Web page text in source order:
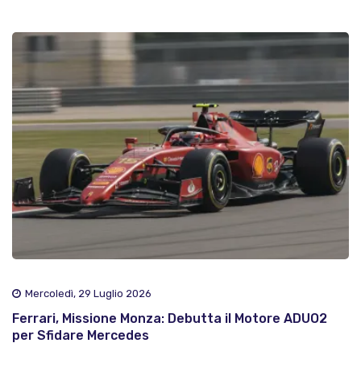
Mercoledì, 29 Luglio 2026
Ferrari, Missione Monza: Debutta il Motore ADUO2
per Sfidare Mercedes